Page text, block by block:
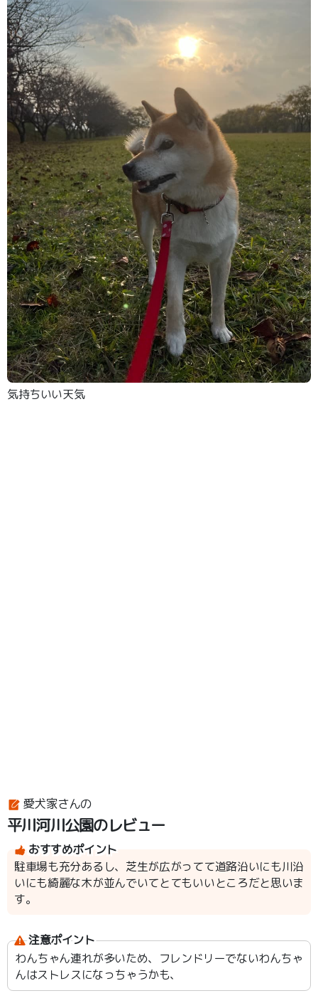
気持ちいい天気
愛犬家さんの
平川河川公園のレビュー
おすすめポイント
駐車場も充分あるし、芝生が広がってて道路沿いにも川沿
いにも綺麗な木が並んでいてとてもいいところだと思いま
す。
注意ポイント
わんちゃん連れが多いため、フレンドリーでないわんちゃ
んはストレスになっちゃうかも、